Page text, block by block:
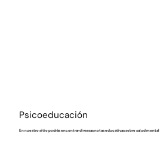
Psicoeducación
En nuestro sitio podrás encontrar diversas notas educativas sobre salud mental